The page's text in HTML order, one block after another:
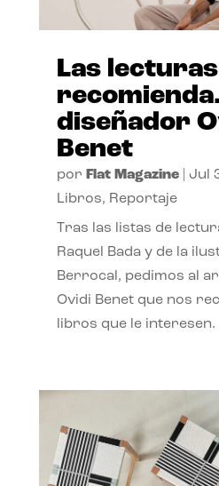
Las
diseñador
Benet
por Flat Magazine| Jul
Libros, Reportaje
Tras las listas de
Raquel Bada y de la
Berrocal, pedimos al
Ovidi Benet que nos
libros que le interesen.